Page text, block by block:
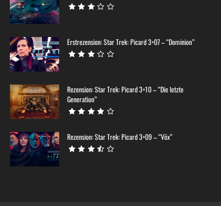
Erstrezension: Star Trek: Picard 3×07 – “Dominion”
Rezension: Star Trek: Picard 3×10 – “Die letzte
Generation”
Rezension: Star Trek: Picard 3×09 – “Võx”